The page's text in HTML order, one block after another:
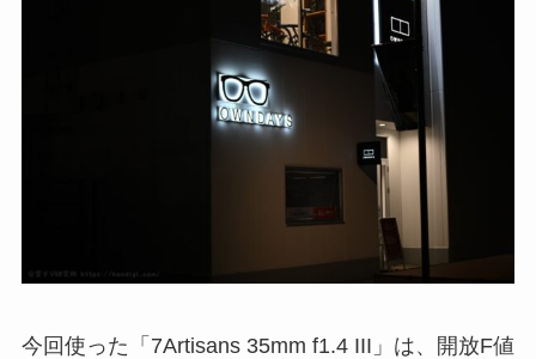
今回使った「7Artisans 35mm f1.4 III」は、開放F値